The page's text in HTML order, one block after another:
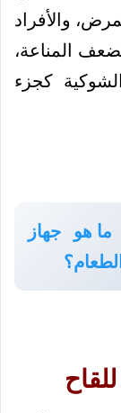
والأفراد
المناعة،
كجزء
ما هو جهاز